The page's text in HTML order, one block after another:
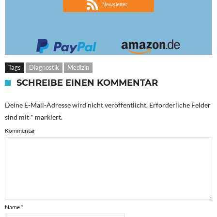
Newsletter
Tags Diagnostik Medizin
SCHREIBE EINEN KOMMENTAR
Deine E-Mail-Adresse wird nicht veröffentlicht. Erforderliche Felder
sind mit * markiert.
Kommentar
Name*